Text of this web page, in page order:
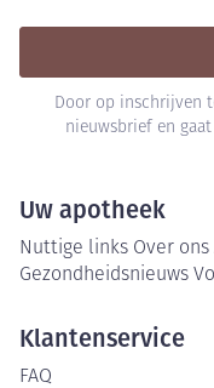
Door op inschrijven
nieuwsbrief en
Uw apotheek
Nuttige links Over ons
Gezondheidsnieuws
Klantenservice
FAQ